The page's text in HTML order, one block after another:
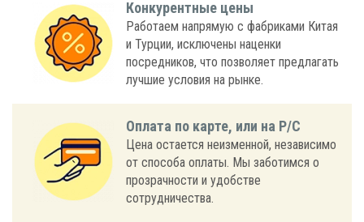
Конкурентные цены
Работаем напрямую с фабриками Китая
и Турции, исключены наценки
посредников, что позволяет предлагать
лучшие условия на рынке.
Оплата по карте, или на Р/С
Цена остается неизменной, независимо
от способа оплаты. Мы заботимся о
прозрачности и удобстве
сотрудничества.